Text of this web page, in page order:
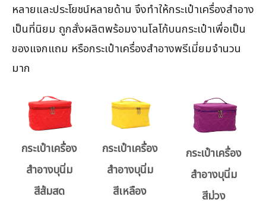
หลายและประโยชน์หลายด้าน จึงทำให้กระเป๋าเครื่องสำอาง
เป็นที่นิยม ถูกสั่งผลิตพร้อมงานโลโก้บนกระเป๋าเพื่อเป็น
ของแจกแถม หรือกระเป๋าเครื่องสำอางพรีเมี่ยมจำนวน
มาก
กระเป๋าเครื่อง
สำอางบุนิ่ม
สีส้มสด
กระเป๋าเครื่อง
สำอางบุนิ่ม
สีเหลือง
กระเป๋าเครื่อง
สำอางบุนิ่ม
สีม่วง